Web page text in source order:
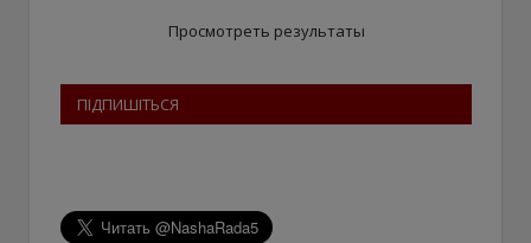
Просмотреть результаты
ПІДПИШІТЬСЯ